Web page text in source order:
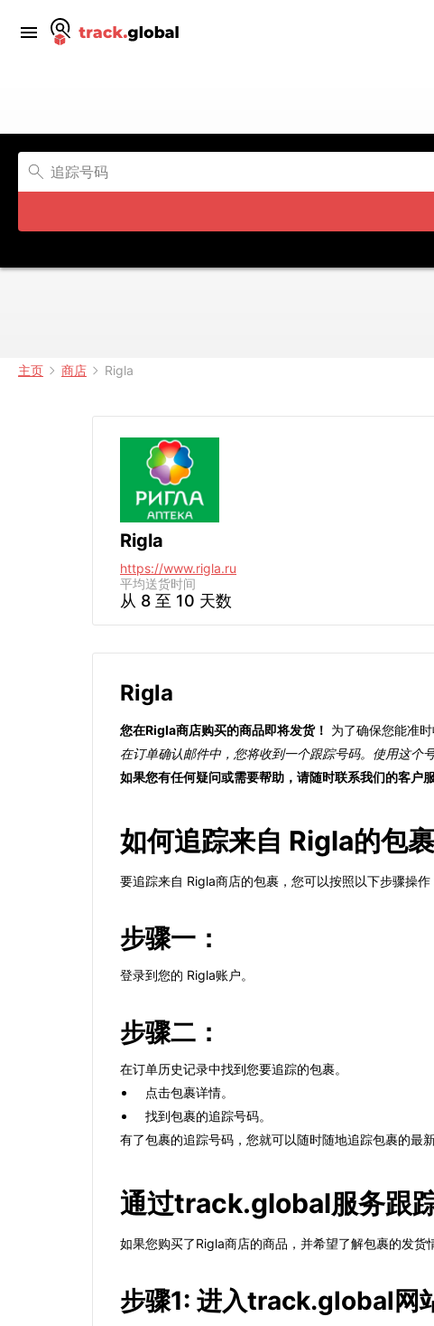
主页 商店 Rigla
Rigla
https://www.rigla.ru
平均送货时间
从 8 至 10 天数
Rigla
您在Rigla商店购买的商品即将发货！ 为了确保您能准
在订单确认邮件中，您将收到一个跟踪号码。使用这个
如果您有任何疑问或需要帮助，请随时联系我们的客户服
如何追踪来自 Rigla的包裹
要追踪来自 Rigla商店的包裹，您可以按照以下步骤操作
步骤一：
登录到您的 Rigla账户。
步骤二：
在订单历史记录中找到您要追踪的包裹。
点击包裹详情。
找到包裹的追踪号码。
有了包裹的追踪号码，您就可以随时随地追踪包裹的最新
通过track.global服务跟
如果您购买了Rigla商店的商品，并希望了解包裹的发
步骤1: 进入track.global网